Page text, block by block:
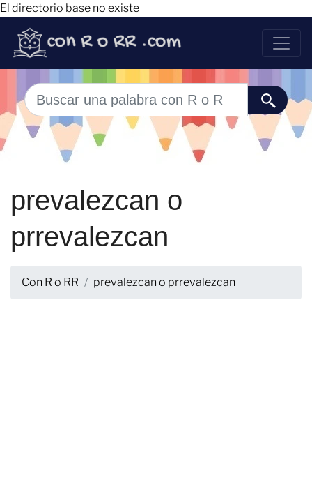
El directorio base no existe
prevalezcan o
prrevalezcan
Con R o RR prevalezcan o prrevalezcan